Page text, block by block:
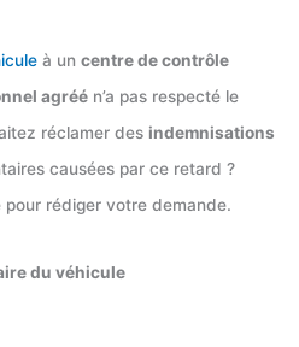
à un centre de contrôle
agréé n’a pas respecté le
réclamer des indemnisations
causées par ce retard ?
rédiger votre demande.
du véhicule